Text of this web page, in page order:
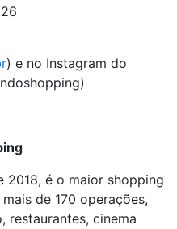
) e no Instagram do
2018, é o maior shopping
de 170 operações,
restaurantes, cinema